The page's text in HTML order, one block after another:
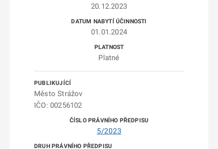
20.12.2023
01.01.2024
Platné
Město Strážov
IČO: 00256102
5/2023